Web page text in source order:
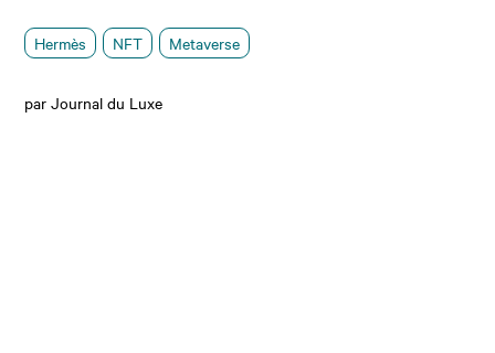
Hermès NFT Metaverse
par Journal du Luxe